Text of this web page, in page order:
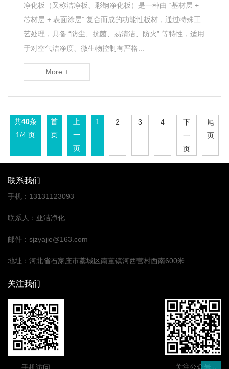
净化板（又称洁净板、彩钢净化板）是一种由 “基材层 +
芯材层 + 表面涂层” 复合而成的功能性板材，通过特殊工
艺处理，具备 “防尘、抗菌、易清洁、防火” 等特性，适用
于对空气洁净度、微生物控制有严格...
More +
共40条
1/4 页
首
页
上
一
页
1 2 3 4
下
一
页
尾
页
联系我们
手机 ： 13131123093
联系人 ： 亚洁净化
邮件 ： sjzyajie@163.com
地址 ： 河北省石家庄市藁城区南董镇河西营村西南600米
关注我们
关注公众号